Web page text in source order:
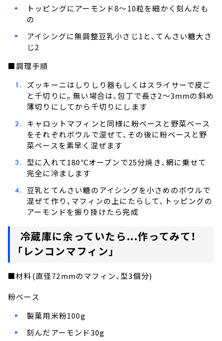
トッピングにアーモンド8～10粒を細かく刻んだも
の
アイシングに無調整豆乳小さじ1と、てんさい糖大さ
じ2
■調理手順
ズッキーニはしりしり器もしくはスライサーで皮ご
と千切りに。無い場合は、包丁で長さ2～3mmの斜め
薄切りにしてから千切りにします
キャロットマフィンと同様に粉ベースと野菜ベース
をそれぞれボウルで混ぜて、その後に粉ベースと野
菜ベースを素早く混ぜます
型に入れて180℃オーブンで25分焼き、網に乗せて
完全に冷まします
豆乳とてんさい糖のアイシングを小さめのボウルで
混ぜて作り、マフィンの上にたらして、トッピングの
アーモンドを振り掛けたら完成
冷蔵庫に余っていたら...作ってみて！
「レンコンマフィン」
■材料(直径72mmのマフィン、型3個分)
粉ベース
製菓用米粉100g
刻んだアーモンド30g